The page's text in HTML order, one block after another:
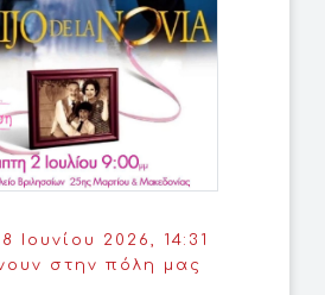
Ιουνίου 2026, 14:31
στην πόλη μας